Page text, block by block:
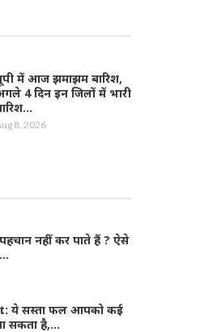
में आज झमाझम बारिश,
4 दिन इन जिलों में भारी
8, 2026
नहीं कर पाते हैं ? ऐसे
ये सस्ता फल आपको कई
सकता है,…